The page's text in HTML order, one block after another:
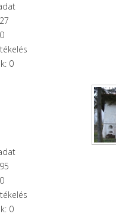
0
0